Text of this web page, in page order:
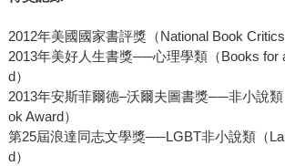
2012年美國國家書評獎（National Book Critics
2013年美好人生書獎──心理學類（Books for
d）
2013年安斯菲爾德–沃爾夫圖書獎──非小說
ok Award）
第25屆浪達同志文學獎──LGBT非小說類（
d）